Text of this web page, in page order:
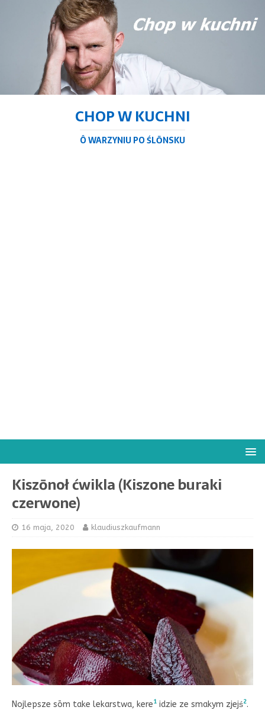
CHOP W KUCHNI
Ô WARZYNIU PO ŚLŌNSKU
Kiszōnoł ćwikla (Kiszone buraki
czerwone)
16 maja, 2020 klaudiuszkaufmann
Nojlepsze sōm take lekarstwa, kere1 idzie ze smakym zjejś2.